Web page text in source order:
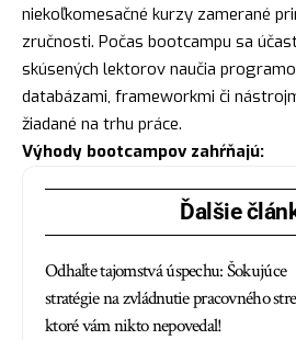
niekoľkomesačné kurzy zamerané
zručnosti. Počas bootcampu sa
skúsených lektorov naučia
databázami, frameworkmi či
žiadané na trhu práce.
Výhody bootcampov zahŕňajú:
Ďalšie
Odhaľte tajomstvá úspechu: Šokujúce
stratégie na zvládnutie pracovného
ktoré vám nikto nepovedal!